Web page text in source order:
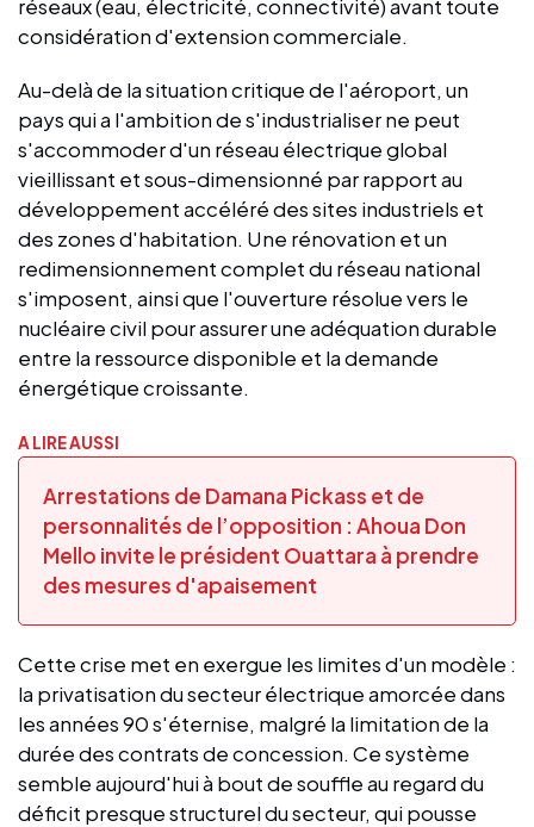
réseaux (eau, électricité, connectivité) avant toute
considération d'extension commerciale.
Au-delà de la situation critique de l'aéroport, un
pays qui a l'ambition de s'industrialiser ne peut
s'accommoder d'un réseau électrique global
vieillissant et sous-dimensionné par rapport au
développement accéléré des sites industriels et
des zones d'habitation. Une rénovation et un
redimensionnement complet du réseau national
s'imposent, ainsi que l'ouverture résolue vers le
nucléaire civil pour assurer une adéquation durable
entre la ressource disponible et la demande
énergétique croissante.
A LIRE AUSSI
Arrestations de Damana Pickass et de
personnalités de l’opposition : Ahoua Don
Mello invite le président Ouattara à prendre
des mesures d'apaisement
Cette crise met en exergue les limites d'un modèle :
la privatisation du secteur électrique amorcée dans
les années 90 s'éternise, malgré la limitation de la
durée des contrats de concession. Ce système
semble aujourd'hui à bout de souffle au regard du
déficit presque structurel du secteur, qui pousse